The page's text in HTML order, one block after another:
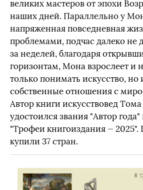
великих мастеров от эпохи
наших дней. Параллельно у
напряженная повседневная
проблемами, подчас далеко не
за неделей, благодаря
горизонтам, Мона взрослеет и
только понимать искусство, но
собственные отношения с
Автор книги искусствовед
удостоился звания "Автор
"Трофеи книгоиздания — 2025".
купили 37 стран.